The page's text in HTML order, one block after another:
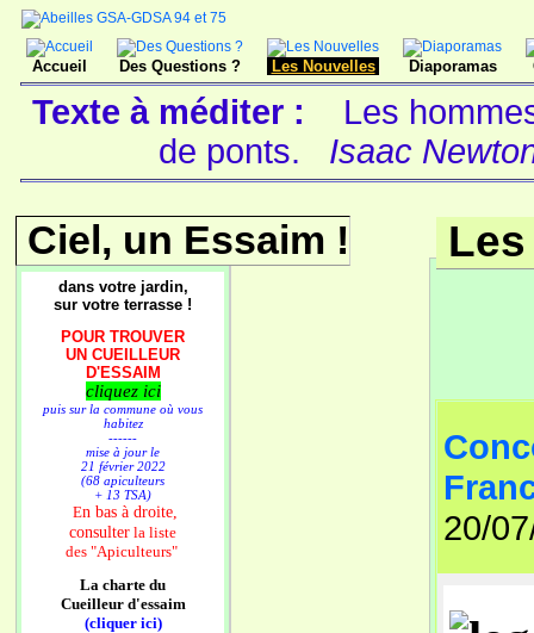
Accueil Des Questions ? Les Nouvelles Diaporamas
Texte à méditer :
Les
de ponts.
Isaac
Ciel, un Essaim !
dans votre jardin,
sur votre terrasse !
POUR TROUVER
UN CUEILLEUR
D'ESSAIM
cliquez ici
puis sur la commune où vous
habitez
------
mise à jour le
21 février 2022
(68 apiculteurs
+ 13 TSA)
En bas à droite,
consulter la liste
des "Apiculteurs"
La charte du
Cueilleur d'essaim
(cliquer ici)
20/